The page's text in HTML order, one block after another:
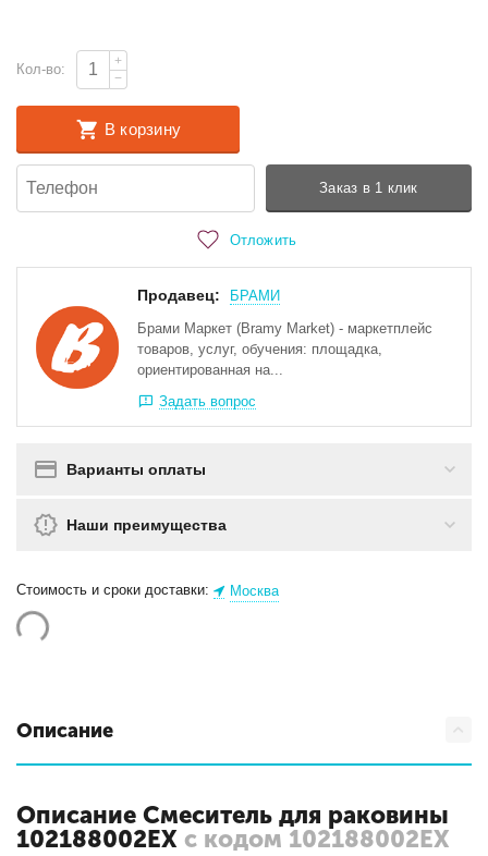
Кол-во:
+
−
В корзину
Заказ в 1 клик
Отложить
Продавец:
БРАМИ
Брами Маркет (Bramy Market) - маркетплейс
товаров, услуг, обучения: площадка,
ориентированная на...
Задать вопрос
Варианты оплаты
Наши преимущества
Стоимость и сроки доставки: Москва
Описание
Описание Смеситель для раковины
102188002EX с кодом 102188002EX